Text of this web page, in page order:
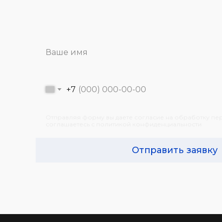
+7
Отправить заявку